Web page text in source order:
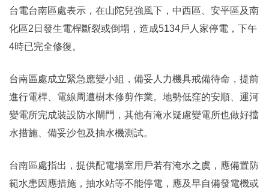
台電台南區處表示，在山陀兒強風下，中西區、安平區及南
化區2日發生電桿斷裂或倒塌，造成5134戶人家停電，下午
4時已完全修復。
台南區處成立緊急應變小組，備妥人力機具戒備待命，提前
進行電桿、電線周遭樹木修剪作業。地勢低窪的安順、運河
變電所完成裝設防水閘門，其他有淹水疑慮變電所也做好擋
水措施、備妥沙包及抽水機測試。
台南區處指出，提供配電場室用戶若有淹水之虞，應備置防
範水患因應措施，抽水站等不能停電，應及早自備發電機或